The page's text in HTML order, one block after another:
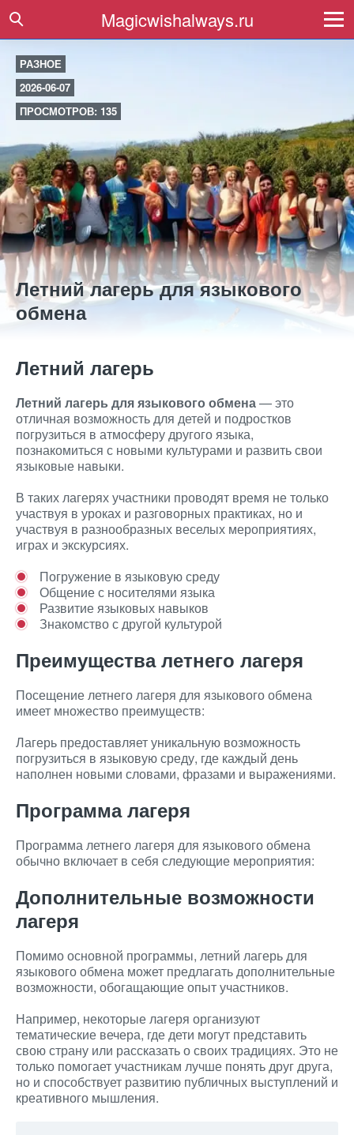
Magicwishalways.ru
РАЗНОЕ
2026-06-07
ПРОСМОТРОВ: 135
Летний лагерь для языкового
обмена
Летний лагерь
Летний лагерь для языкового обмена— это
отличная возможность для детей и подростков
погрузиться в атмосферу другого языка,
познакомиться с новыми культурами и развить свои
языковые навыки.
В таких лагерях участники проводят время не только
участвуя в уроках и разговорных практиках, но и
участвуя в разнообразных веселых мероприятиях,
играх и экскурсиях.
Погружение в языковую среду
Общение с носителями языка
Развитие языковых навыков
Знакомство с другой культурой
Преимущества летнего лагеря
Посещение летнего лагеря для языкового обмена
имеет множество преимуществ:
Лагерь предоставляет уникальную возможность
погрузиться в языковую среду, где каждый день
наполнен новыми словами, фразами и выражениями.
Программа лагеря
Программа летнего лагеря для языкового обмена
обычно включает в себя следующие мероприятия:
Дополнительные возможности
лагеря
Помимо основной программы, летний лагерь для
языкового обмена может предлагать дополнительные
возможности, обогащающие опыт участников.
Например, некоторые лагеря организуют
тематические вечера, где дети могут представить
свою страну или рассказать о своих традициях. Это не
только помогает участникам лучше понять друг друга,
но и способствует развитию публичных выступлений и
креативного мышления.